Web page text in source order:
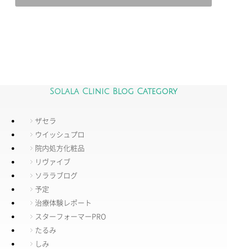
Solala Clinic Blog Category
ザセラ
ウイッシュプロ
院内処方化粧品
リヴァイブ
ソララブログ
予定
治療体験レポート
スターフォーマーPRO
たるみ
しみ